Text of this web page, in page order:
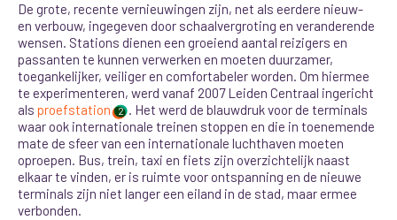
De grote, recente vernieuwingen zijn, net als eerdere nieuw-
en verbouw, ingegeven door schaalvergroting en veranderende
wensen. Stations dienen een groeiend aantal reizigers en
passanten te kunnen verwerken en moeten duurzamer,
toegankelijker, veiliger en comfortabeler worden. Om hiermee
te experimenteren, werd vanaf 2007 Leiden Centraal ingericht
alsproefstation 2 . Het werd de blauwdruk voor de terminals
waar ook internationale treinen stoppen en die in toenemende
mate de sfeer van een internationale luchthaven moeten
oproepen. Bus, trein, taxi en fiets zijn overzichtelijk naast
elkaar te vinden, er is ruimte voor ontspanning en de nieuwe
terminals zijn niet langer een eiland in de stad, maar ermee
verbonden.